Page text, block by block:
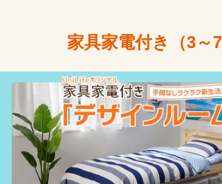
家具家電付き（3～